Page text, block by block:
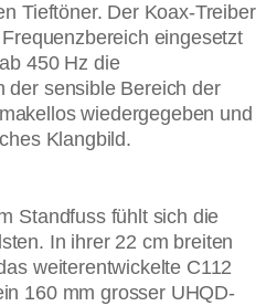
Tieftöner. Der Koax-Treiber
eingesetzt
450 Hz die
der sensible Bereich der
wiedergegeben und
Klangbild.
Standfuss fühlt sich die
In ihrer 22 cm breiten
weiterentwickelte C112
160 mm grosser UHQD-